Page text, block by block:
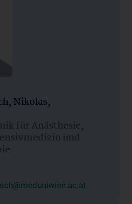
Nikolas,
für Anästhesie,
und